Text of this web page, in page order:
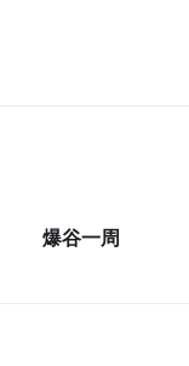
爆谷一周